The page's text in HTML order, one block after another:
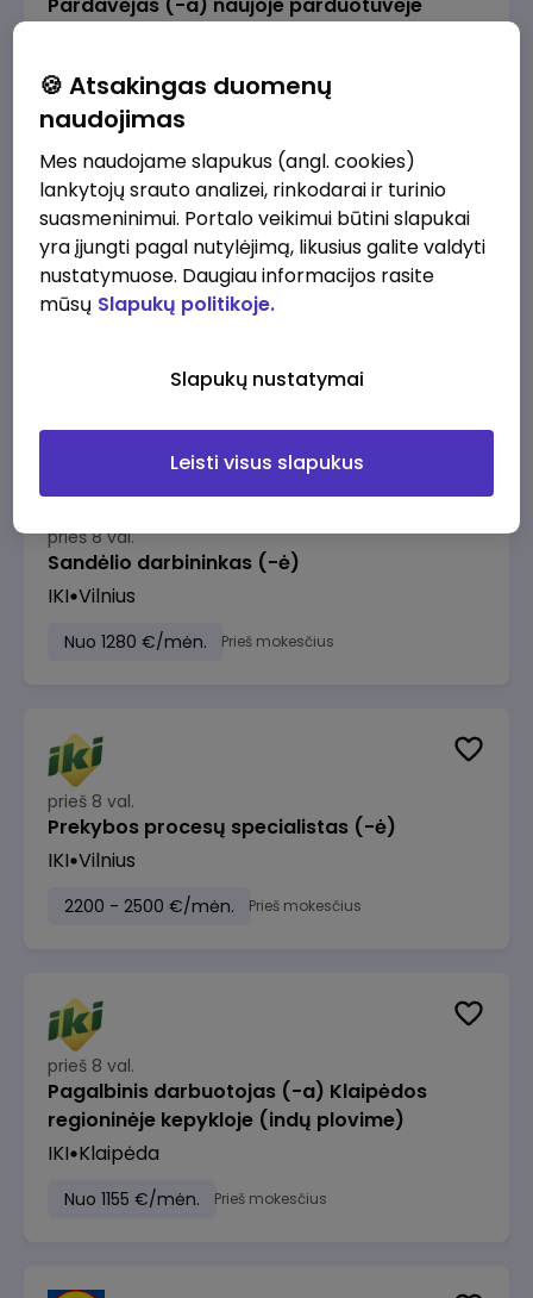
1715 - 2170 €/mėn.
prieš 8 val.
Darbo užmokesčio buhalteris(ė)
3000 - 3650 €/mėn. Prieš mokesčius
prieš 8 val.
Sandėlio darbininkas (-ė)
IKI Vilnius
Nuo 1280 €/mėn. Prieš mokesčius
prieš 8 val.
Prekybos procesų specialistas (-ė)
IKI Vilnius
2200 - 2500 €/mėn. Prieš mokesčius
prieš 8 val.
Pagalbinis darbuotojas (-a) Klaipėdos
regioninėje kepykloje (indų plovime)
IKI Klaipėda
Nuo 1155 €/mėn. Prieš mokesčius
🍪 Atsakingas duomenų
naudojimas
Mes naudojame slapukus (angl. cookies)
lankytojų srauto analizei, rinkodarai ir turinio
suasmeninimui. Portalo veikimui būtini slapukai
yra įjungti pagal nutylėjimą, likusius galite valdyti
nustatymuose. Daugiau informacijos rasite
mūsų Slapukų politikoje.
Slapukų nustatymai
Leisti visus slapukus